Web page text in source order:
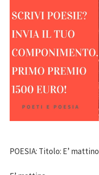
POESIA: Titolo: E’ mattino